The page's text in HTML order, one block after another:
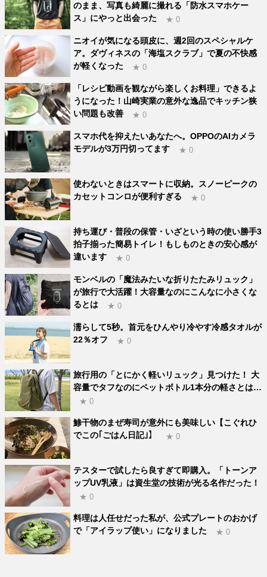
のまま、写真も綺麗に撮れる「防水スマホケー
ス」にやっと出会った
★ 0
ニオイが気になる頭皮に、週2回のスペシャルケ
ア。ダヴィネスの「海塩スクラブ」で夏の不快感
が軽くなった
★ 0
「レシピ動画を観ながら楽しくお料理」できるよ
うになった！山崎実業の意外な逸品でキッチン狭
い問題も改善
★ 0
スマホ代を抑えたいあなたへ。OPPOのAIカメラ
モデルが3万円切ってます
★ 0
使わないときはスマートに収納。スノーピークの
カセットコンロが便利すぎる
★ 0
持ち運び・普段の保管・いざという時の使い勝手3
拍子揃った簡易トイレ！もしものときの安心感が
違います
★ 0
モンベルの「魔法みたいな折りたたみリュック」
が旅行で大活躍！大容量なのにこんなに小さくな
るとは
★ 0
濡らして5秒。首元をひんやり冷やす冷感タオルが
22％オフ
★ 0
旅行用の「とにかく軽いリュック」見つけた！ 大
容量でタフなのにペットボトル1本分の軽さとは…
★ 0
鯵干物のまぜ寿司が意外にも美味しい【こぐれひ
でこの｢ごはん日記｣】
★ 0
テスターで試したら良すぎて即購入。「トーンア
ップUV乳液」は資生堂の技術が光る名作だった！
★ 0
料理は人任せだった私が、公式プレートのおかげ
で「アイラップ使い」になりました
★ 0